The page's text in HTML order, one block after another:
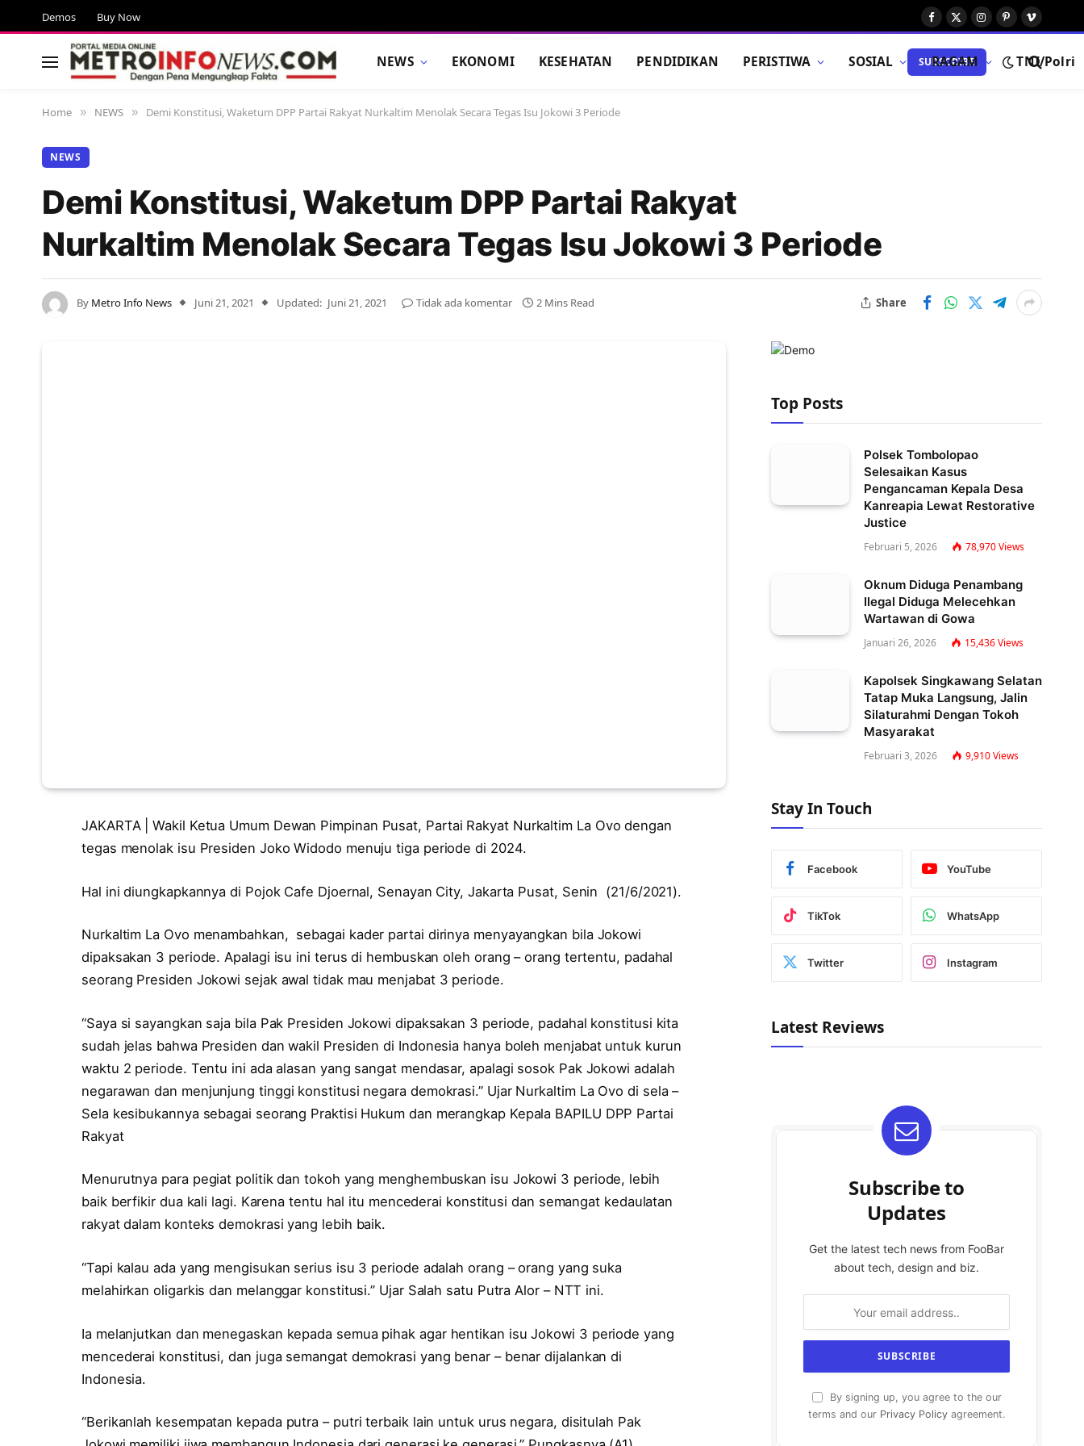
Demos Buy Now
Facebook
X
Instagram
Pinterest
Vimeo
NEWS EKONOMI KESEHATAN PENDIDIKAN PERISTIWA SOSIAL RAGAM TNI/Polri
SUBSCRIBE
Home » NEWS » Demi Konstitusi, Waketum DPP Partai Rakyat Nurkaltim Menolak Secara Tegas Isu Jokowi 3 Periode
NEWS
Demi Konstitusi, Waketum DPP Partai Rakyat
Nurkaltim Menolak Secara Tegas Isu Jokowi 3 Periode
By Metro Info News Juni 21, 2021 Updated: Juni 21, 2021 Tidak ada komentar 2 Mins Read Share
JAKARTA | Wakil Ketua Umum Dewan Pimpinan Pusat, Partai Rakyat Nurkaltim La Ovo dengan
tegas menolak isu Presiden Joko Widodo menuju tiga periode di 2024.
Hal ini diungkapkannya di Pojok Cafe Djoernal, Senayan City, Jakarta Pusat, Senin (21/6/2021).
Nurkaltim La Ovo menambahkan, sebagai kader partai dirinya menyayangkan bila Jokowi
dipaksakan 3 periode. Apalagi isu ini terus di hembuskan oleh orang – orang tertentu, padahal
seorang Presiden Jokowi sejak awal tidak mau menjabat 3 periode.
“Saya si sayangkan saja bila Pak Presiden Jokowi dipaksakan 3 periode, padahal konstitusi kita
sudah jelas bahwa Presiden dan wakil Presiden di Indonesia hanya boleh menjabat untuk kurun
waktu 2 periode. Tentu ini ada alasan yang sangat mendasar, apalagi sosok Pak Jokowi adalah
negarawan dan menjunjung tinggi konstitusi negara demokrasi.” Ujar Nurkaltim La Ovo di sela –
Sela kesibukannya sebagai seorang Praktisi Hukum dan merangkap Kepala BAPILU DPP Partai
Rakyat
Menurutnya para pegiat politik dan tokoh yang menghembuskan isu Jokowi 3 periode, lebih
baik berfikir dua kali lagi. Karena tentu hal itu mencederai konstitusi dan semangat kedaulatan
rakyat dalam konteks demokrasi yang lebih baik.
“Tapi kalau ada yang mengisukan serius isu 3 periode adalah orang – orang yang suka
melahirkan oligarkis dan melanggar konstitusi.” Ujar Salah satu Putra Alor – NTT ini.
Ia melanjutkan dan menegaskan kepada semua pihak agar hentikan isu Jokowi 3 periode yang
mencederai konstitusi, dan juga semangat demokrasi yang benar – benar dijalankan di
Indonesia.
“Berikanlah kesempatan kepada putra – putri terbaik lain untuk urus negara, disitulah Pak
Top Posts
Polsek Tombolopao
Selesaikan Kasus
Pengancaman Kepala Desa
Kanreapia Lewat Restorative
Justice
Februari 5, 2026 78,970Views
Oknum Diduga Penambang
Ilegal Diduga Melecehkan
Wartawan di Gowa
Januari 26, 2026 15,436Views
Kapolsek Singkawang Selatan
Tatap Muka Langsung, Jalin
Silaturahmi Dengan Tokoh
Masyarakat
Februari 3, 2026 9,910Views
Stay In Touch
Facebook YouTube
TikTok WhatsApp
Twitter Instagram
Latest Reviews
Subscribe to
Updates
Get the latest tech news from FooBar
about tech, design and biz.
By signing up, you agree to the our
terms and our Privacy Policy agreement.